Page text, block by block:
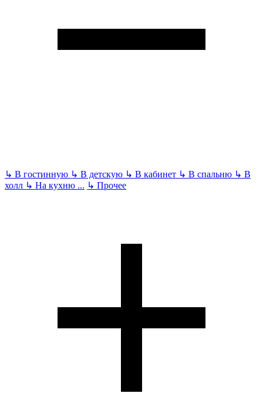
↳ В гостинную ↳ В детскую ↳ В кабинет ↳ В спальню ↳ В
холл ↳ На кухню ... ↳ Прочее